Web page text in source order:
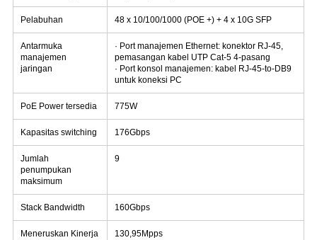
Pelabuhan 48 x 10/100/1000 (POE +) + 4 x 10G SFP
Antarmuka
manajemen
jaringan
· Port manajemen Ethernet: konektor RJ-45,
pemasangan kabel UTP Cat-5 4-pasang
· Port konsol manajemen: kabel RJ-45-to-DB9
untuk koneksi PC
PoE Power tersedia 775W
Kapasitas switching 176Gbps
Jumlah
penumpukan
maksimum
9
Stack Bandwidth 160Gbps
Meneruskan Kinerja 130,95Mpps